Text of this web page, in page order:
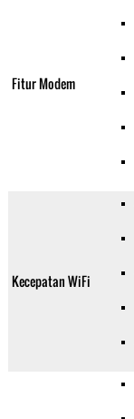
Fitur Modem
Kecepatan WiFi